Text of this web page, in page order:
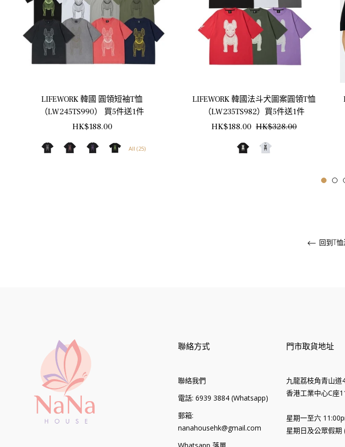
LIFEWORK 韓國 圓領短袖T恤
（LW245TS990） 買5件送1件
正
常
價
HK$188.00
All (25)
LIFEWORK 韓國法斗犬圖案圓領T恤
（LW235TS982）買5件送1件
正
HK$188.00 HK$328.00銷
回到T
聯絡方式
聯絡我們
電話: 6939 3884 (Whatsapp)
郵箱:
nanahousehk@gmail.com
Whatsapp 落單
門市取貨地址
九龍荔枝角青山道
香港工業中心C座
星期一至六
星期日及公眾假期